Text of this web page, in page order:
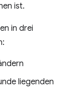
ist.
in drei
liegenden